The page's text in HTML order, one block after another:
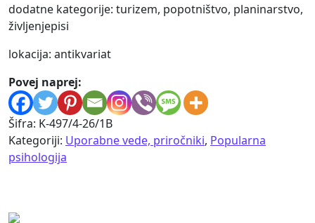
dodatne kategorije: turizem, popotništvo, planinarstvo,
življenjepisi
lokacija: antikvariat
Povej naprej:
Šifra: K-497/4-26/1B
Kategoriji: Uporabne vede, priročniki, Popularna
psihologija